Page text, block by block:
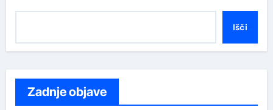
Išči
Zadnje objave